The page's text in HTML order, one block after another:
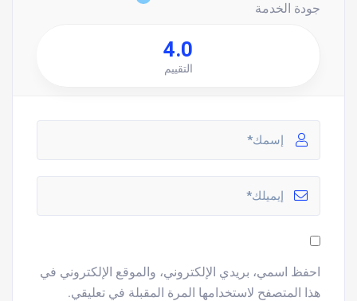
جودة الخدمة
4.0
التقييم
احفظ اسمي، بريدي الإلكتروني، والموقع الإلكتروني في
هذا المتصفح لاستخدامها المرة المقبلة في تعليقي.